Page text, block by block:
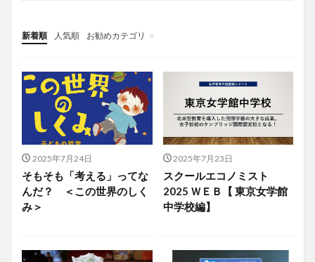
新着順 人気順
お勧めカテゴリ
投稿
学び
マンガ
電子書籍
2025年7月24日
そもそも「考える」ってな
んだ？ ＜この世界のしく
み＞
2025年7月23日
スクールエコノミスト
2025 ＷＥＢ【 東京女学館
中学校編】